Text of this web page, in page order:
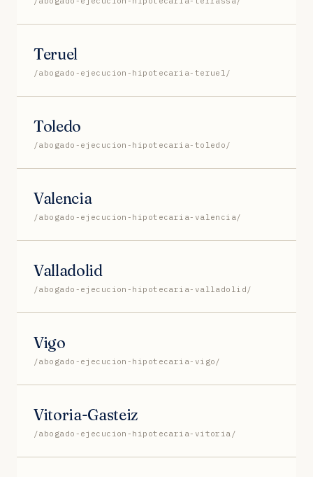
Teruel
/abogado-ejecucion-hipotecaria-teruel/
Toledo
/abogado-ejecucion-hipotecaria-toledo/
Valencia
/abogado-ejecucion-hipotecaria-valencia/
Valladolid
/abogado-ejecucion-hipotecaria-valladolid/
Vigo
/abogado-ejecucion-hipotecaria-vigo/
Vitoria-Gasteiz
/abogado-ejecucion-hipotecaria-vitoria/